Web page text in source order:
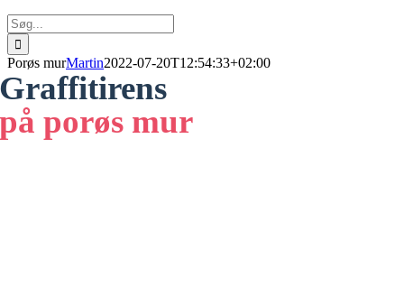
Søg
efter:
Porøs murMartin2022-07-20T12:54:33+02:00
Graffitirens
på porøs mur